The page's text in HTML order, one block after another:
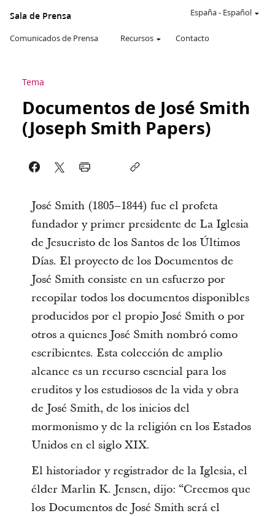
Sala de Prensa
Comunicados de Prensa Recursos Contacto
España- Español
Tema
Documentos de José Smith
(Joseph Smith Papers)
José Smith (1805–1844) fue el profeta
fundador y primer presidente de La Iglesia
de Jesucristo de los Santos de los Últimos
Días. El proyecto de los Documentos de
José Smith consiste en un esfuerzo por
recopilar todos los documentos disponibles
producidos por el propio José Smith o por
otros a quienes José Smith nombró como
escribientes. Esta colección de amplio
alcance es un recurso esencial para los
eruditos y los estudiosos de la vida y obra
de José Smith, de los inicios del
mormonismo y de la religión en los Estados
Unidos en el siglo XIX.
El historiador y registrador de la Iglesia, el
élder Marlin K. Jensen, dijo: “Creemos que
los Documentos de José Smith será el